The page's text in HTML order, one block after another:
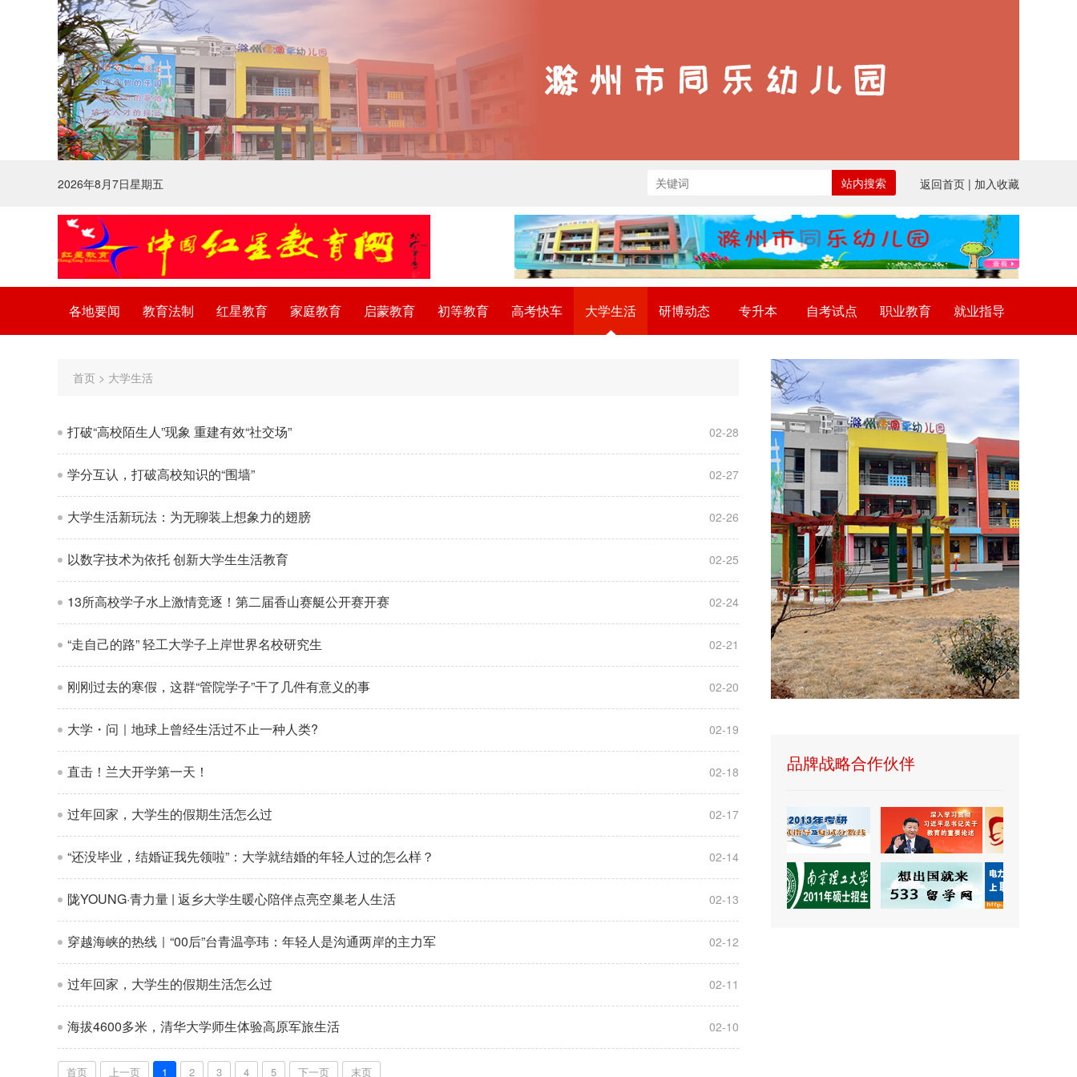
2026年8月7日星期五 站内搜索 返回首页 | 加入收藏
各地要闻 教育法制 红星教育 家庭教育 启蒙教育 初等教育 高考快车 大学生活 研博动态 专升本 自考试点 职业教育 就业指导
首页 > 大学生活
打破“高校陌生人”现象 重建有效“社交场” 02-28
学分互认，打破高校知识的“围墙” 02-27
大学生活新玩法：为无聊装上想象力的翅膀 02-26
以数字技术为依托 创新大学生生活教育 02-25
13所高校学子水上激情竞逐！第二届香山赛艇公开赛开赛 02-24
“走自己的路” 轻工大学子上岸世界名校研究生 02-21
刚刚过去的寒假，这群“管院学子”干了几件有意义的事 02-20
大学・问｜地球上曾经生活过不止一种人类? 02-19
直击！兰大开学第一天！ 02-18
过年回家，大学生的假期生活怎么过 02-17
“还没毕业，结婚证我先领啦”：大学就结婚的年轻人过的怎么样？ 02-14
陇YOUNG·青力量 | 返乡大学生暖心陪伴点亮空巢老人生活 02-13
穿越海峡的热线｜“00后”台青温亭玮：年轻人是沟通两岸的主力军 02-12
过年回家，大学生的假期生活怎么过 02-11
海拔4600多米，清华大学师生体验高原军旅生活 02-10
首页 上一页 1 2 3 4 5 下一页 末页
品牌战略合作伙伴